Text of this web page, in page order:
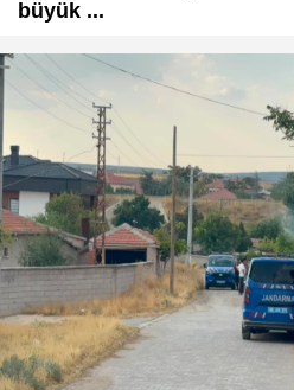
büyük ...